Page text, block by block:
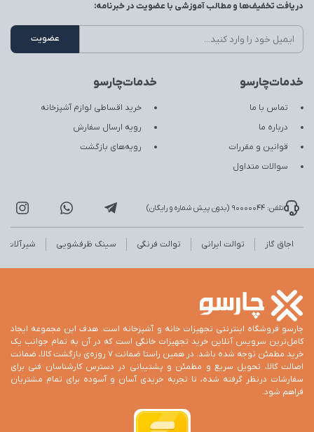
خدمات‌چارسو
تماس با ما
درباره ما
قوانین و مقررات
سوالات متداول
خدمات‌چارسو
خرید اقساطی لوازم آشپزخانه
رویه ارسال سفارش
رویه‌های بازگشت
دریافت تخفیف‌ها و مطالب آموزشی با عضویت در خبرنامه:
تلفن: 90000044 (بدون پیش شماره و رایگان)
اجاق گاز توالت ایرانی توالت فرنگی سینک ظرفشویی شیرآلات
چارسو فروشگاه اینترنتی تجهیزات خانه و آشپزخانه است. هدف این مجموعه ایجاد
کامل‌ترین سرویس آنلاین خرید تجهیزات خانگی است که در آن به تمام جوانب یک
خرید مطمئن توجه شده باشد. در همین راستا ضمانت 7 روزه‌ی بازگشت کالا، ضمانت
اصالت کالا، تحویل سریع و مطمئن و پشتیبانی در دسترس کارشناسان فنی برای
سفارشات درنظر گرفته شده، تا تجربه خریدی آسان و آسوده برای تمام مشتریان
فراهم شود.